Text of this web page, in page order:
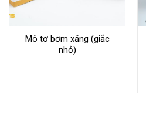
Mô tơ bơm xăng (giắc
nhỏ)